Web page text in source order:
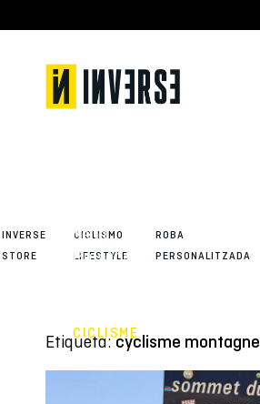
to
INVERSE
STORE
CICLISMO
LIFESTYLE
ROBA
PERSONALITZADA
Etiqueta:cyclisme montagne
de la
Provença”
CICLISME